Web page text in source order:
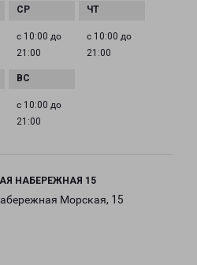
с 10:00 до
21:00
с 10:00 до
21:00
с 10:00 до
21:00
НАБЕРЕЖНАЯ 15
Морская, 15